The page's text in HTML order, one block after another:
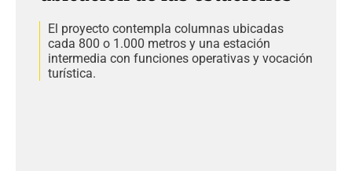
El proyecto contempla columnas ubicadas
cada 800 o 1.000 metros y una estación
intermedia con funciones operativas y vocación
turística.